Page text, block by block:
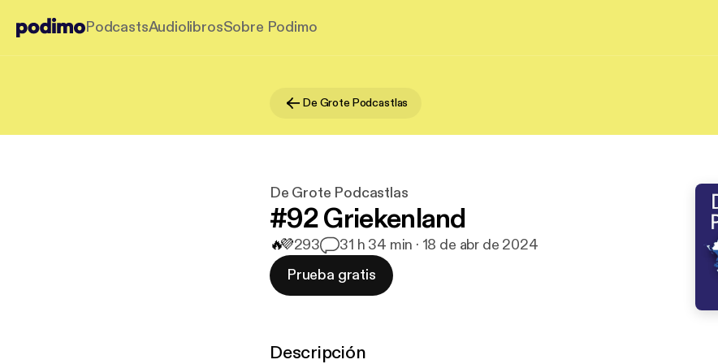
PodcastsAudiolibrosSobre Podimo
De Grote Podcastlas
De Grote Podcastlas
#92 Griekenland
🔥💜293 31 h 34 min · 18 de abr de 2024
Prueba gratis
Descripción